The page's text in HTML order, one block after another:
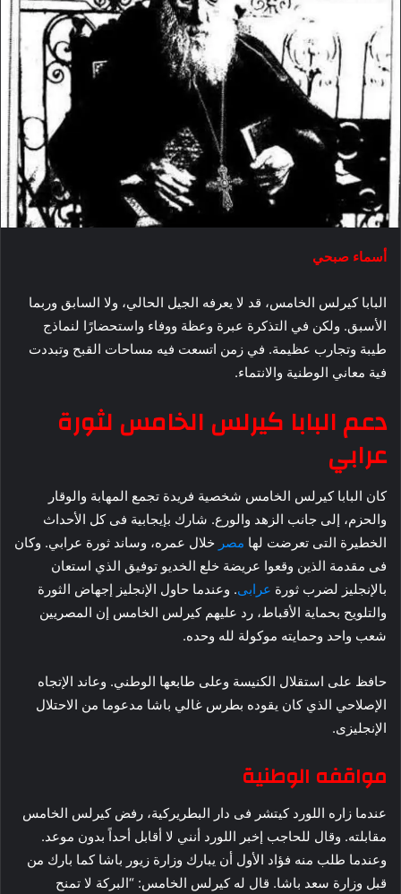
أسماء صبحي
البابا كيرلس الخامس، قد لا يعرفه الجيل الحالي، ولا السابق وربما
الأسبق. ولكن في التذكرة عبرة وعظة ووفاء واستحضارًا لنماذج
طيبة وتجارب عظيمة. في زمن اتسعت فيه مساحات القبح وتبددت
فية معاني الوطنية والانتماء.
دعم البابا كيرلس الخامس لثورة
عرابي
كان البابا كيرلس الخامس شخصية فريدة تجمع المهابة والوقار
والحزم، إلى جانب الزهد والورع. شارك بإيجابية فى كل الأحداث
الخطيرة التى تعرضت لها مصر خلال عمره، وساند ثورة عرابي. وكان
فى مقدمة الذين وقعوا عريضة خلع الخديو توفيق الذي استعان
بالإنجليز لضرب ثورة عرابى. وعندما حاول الإنجليز إجهاض الثورة
والتلويح بحماية الأقباط، رد عليهم كيرلس الخامس إن المصريين
شعب واحد وحمايته موكولة لله وحده.
حافظ على استقلال الكنيسة وعلى طابعها الوطني. وعاند الإتجاه
الإصلاحي الذي كان يقوده بطرس غالي باشا مدعوما من الاحتلال
الإنجليزى.
مواقفه الوطنية
عندما زاره اللورد كيتشر فى دار البطريركية، رفض كيرلس الخامس
مقابلته. وقال للحاجب إخبر اللورد أنني لا أقابل أحداً بدون موعد.
وعندما طلب منه فؤاد الأول أن يبارك وزارة زيور باشا كما بارك من
قبل وزارة سعد باشا. قال له كيرلس الخامس: “البركة لا تمنح